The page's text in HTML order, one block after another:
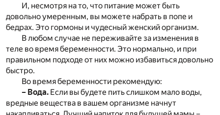
И, несмотря на то, что питание может быть
довольно умеренным, вы можете набрать в попе и
бедрах. Это гормоны и чудесный женский организм.
В любом случае не переживайте за изменения в
теле во время беременности. Это нормально, и при
правильном подходе от них можно избавиться довольно
быстро.
Во время беременности рекомендую:
– Вода. Если вы будете пить слишком мало воды,
вредные вещества в вашем организме начнут